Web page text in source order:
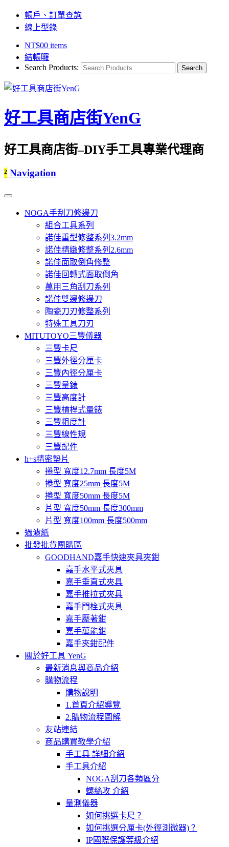
帳戶、訂單查詢
線上型錄
NT$00 items
結帳囉
Search Products:
好工具商店街YenG
好工具商店街–DIY手工具專業代理商
² Navigation
NOGA手刮刀修邊刀
組合工具系列
諾佳重型修整系列3.2mm
諾佳精緻修整系列2.6mm
諾佳面取倒角修整
諾佳回轉式面取倒角
萬用三角刮刀系列
諾佳雙邊修邊刀
陶瓷刀刃修整系列
特殊工具刀刃
MITUTOYO三豐儀器
三豐卡尺
三豐外徑分厘卡
三豐內徑分厘卡
三豐量錶
三豐高度計
三豐槓桿式量錶
三豐粗度計
三豐線性規
三豐配件
h+s精密墊片
捲型 寬度12.7mm 長度5M
捲型 寬度25mm 長度5M
捲型 寬度50mm 長度5M
片型 寬度50mm 長度300mm
片型 寬度100mm 長度500mm
過濾紙
批發批貨團購區
GOODHAND嘉手快速夾具夾鉗
嘉手水平式夾具
嘉手垂直式夾具
嘉手推拉式夾具
嘉手門栓式夾具
嘉手壓著鉗
嘉手萬能鉗
嘉手夾鉗配件
關於好工具 YenG
最新消息與商品介紹
購物流程
購物說明
1.首頁介紹導覽
2.購物流程圖解
友站連結
商品購買教學介紹
手工具 詳細介紹
手工具介紹
NOGA刮刀各類區分
螺絲攻 介紹
量測儀器
如何挑選卡尺？
如何挑選分厘卡(外徑測微器)？
IP國際保護等級介紹